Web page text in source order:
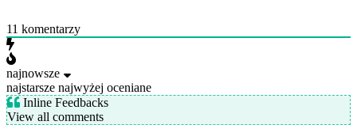
11 komentarzy
najnowsze
najstarsze najwyżej oceniane
Inline Feedbacks
View all comments